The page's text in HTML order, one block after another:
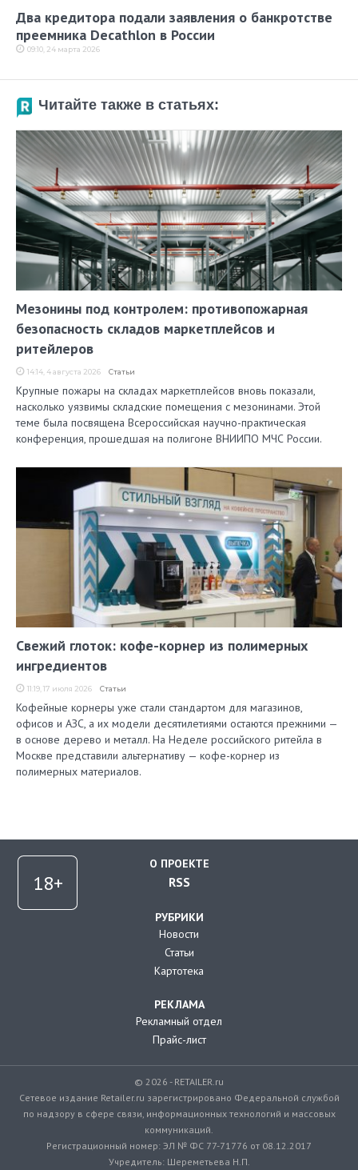
Два кредитора подали заявления о банкротстве
преемника Decathlon в России
09:10, 24 марта 2026
Читайте также в статьях:
Мезонины под контролем: противопожарная
безопасность складов маркетплейсов и
ритейлеров
14:14, 4 августа 2026 Статьи
Крупные пожары на складах маркетплейсов вновь показали,
насколько уязвимы складские помещения с мезонинами. Этой
теме была посвящена Всероссийская научно-практическая
конференция, прошедшая на полигоне ВНИИПО МЧС России.
Свежий глоток: кофе-корнер из полимерных
ингредиентов
11:19, 17 июля 2026 Статьи
Кофейные корнеры уже стали стандартом для магазинов,
офисов и АЗС, а их модели десятилетиями остаются прежними —
в основе дерево и металл. На Неделе российского ритейла в
Москве представили альтернативу — кофе-корнер из
полимерных материалов.
О ПРОЕКТЕ
RSS
РУБРИКИ
Новости
Статьи
Картотека
РЕКЛАМА
Рекламный отдел
Прайс-лист
© 2026 - RETAILER.ru
Сетевое издание Retailer.ru зарегистрировано Федеральной службой
по надзору в сфере связи, информационных технологий и массовых
коммуникаций.
Регистрационный номер: ЭЛ № ФС 77-71776 от 08.12.2017
Учредитель: Шереметьева Н.П.